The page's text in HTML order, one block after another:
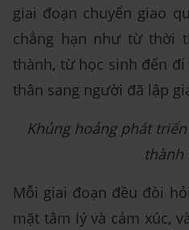
giai đoạn chuyển giao
chẳng hạn như từ thời
thành, từ học sinh đến
thân sang người đã lập
Khủng hoảng phát
thành
Mỗi giai đoạn đều đòi
mặt tâm lý và cảm xúc,